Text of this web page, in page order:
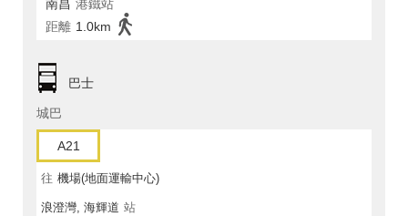
南昌 港鐵站
距離 1.0km
巴士
城巴
A21
往 機場(地面運輸中心)
浪澄灣, 海輝道 站